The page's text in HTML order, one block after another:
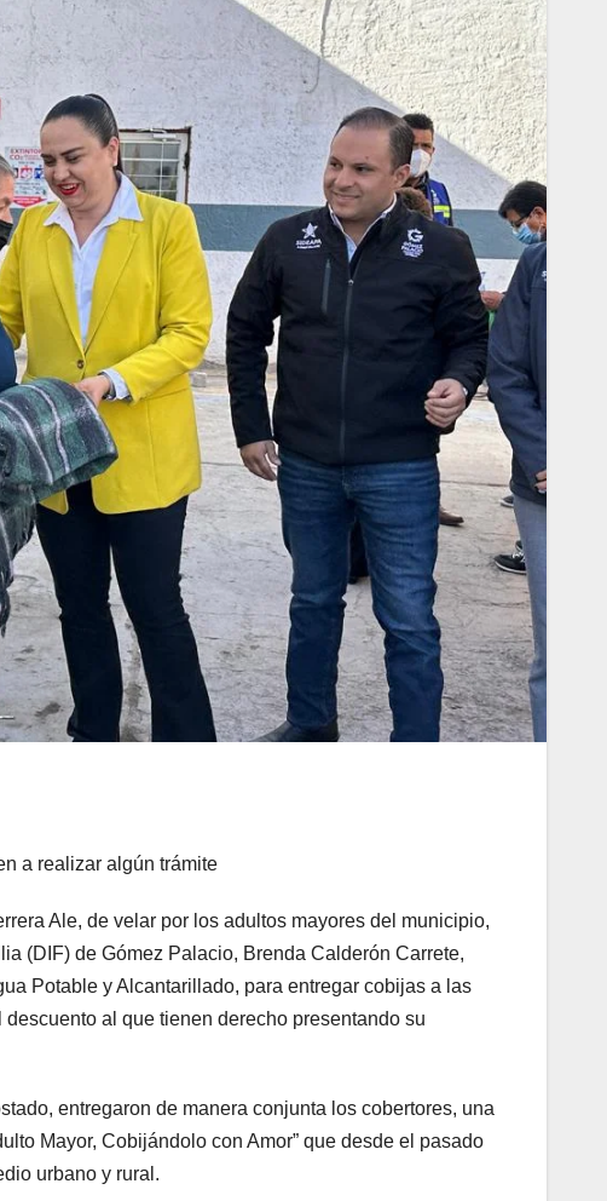
a realizar algún trámite
Ale, de velar por los adultos mayores del municipio,
(DIF) de Gómez Palacio, Brenda Calderón Carrete,
Potable y Alcantarillado, para entregar cobijas a las
al que tienen derecho presentando su
entregaron de manera conjunta los cobertores, una
Mayor, Cobijándolo con Amor” que desde el pasado
urbano y rural.